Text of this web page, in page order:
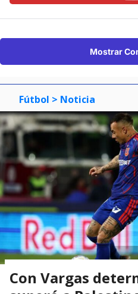
Mostrar
Fútbol > Noticia
Con Vargas